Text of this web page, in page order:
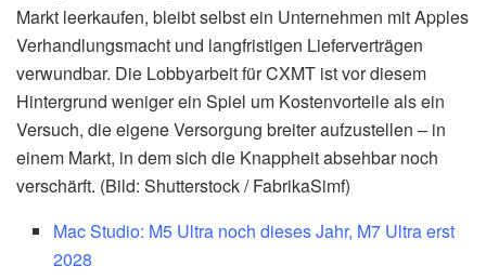
Markt leerkaufen, bleibt selbst ein Unternehmen mit Apples
Verhandlungsmacht und langfristigen Lieferverträgen
verwundbar. Die Lobbyarbeit für CXMT ist vor diesem
Hintergrund weniger ein Spiel um Kostenvorteile als ein
Versuch, die eigene Versorgung breiter aufzustellen – in
einem Markt, in dem sich die Knappheit absehbar noch
verschärft. (Bild: Shutterstock / FabrikaSimf)
Mac Studio: M5 Ultra noch dieses Jahr, M7 Ultra erst
2028